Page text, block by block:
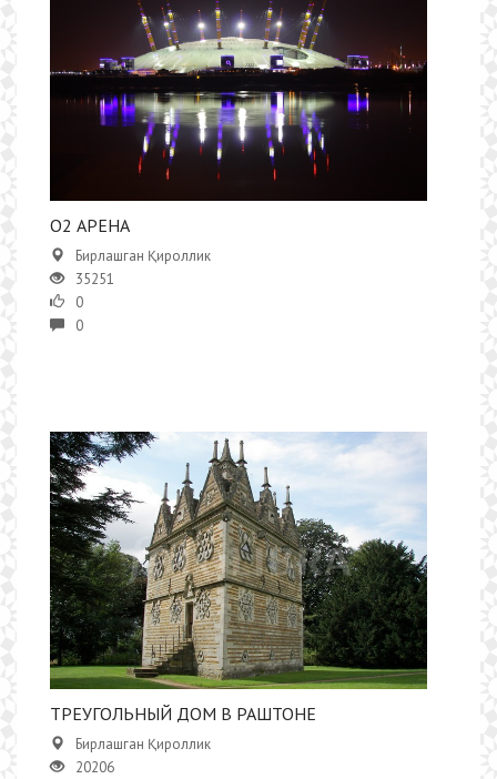
O2 АРЕНА
Бирлашган Қироллик
35251
0
0
ТРЕУГОЛЬНЫЙ ДОМ В РАШТОНЕ
Бирлашган Қироллик
20206